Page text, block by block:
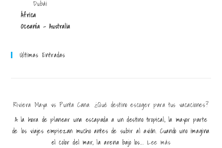
Dubái
África
Oceanía - Australia
Últimas Entradas
Riviera Maya vs Punta Cana: ¿Qué destino escoger para tus vacaciones?
A la hora de planear una escapada a un destino tropical, la mayor parte
de los viajes empiezan mucho antes de subir al avión. Cuando uno imagina
el color del mar, la arena bajo los...Lee más